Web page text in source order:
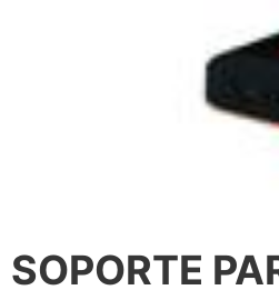
SOPORTE